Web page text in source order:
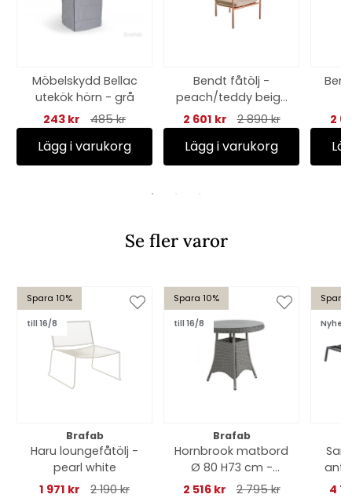
Möbelskydd Bellac
utekök hörn - grå
243 kr
485 kr
Lägg i varukorg
Bendt fåtölj -
peach/teddy beige
dyna
2 601 kr 2 890 kr
Lägg i varukorg
2
Se fler varor
Spara 10%
till 16/8
Brafab
Haru loungefåtölj -
pearl white
1 971 kr
2 190 kr
Spara 10%
till 16/8
Brafab
Hornbrook matbord
Ø 80 H73 cm -
grå/glas
2 516 kr 2 795 kr
Spara
Nyhet
4